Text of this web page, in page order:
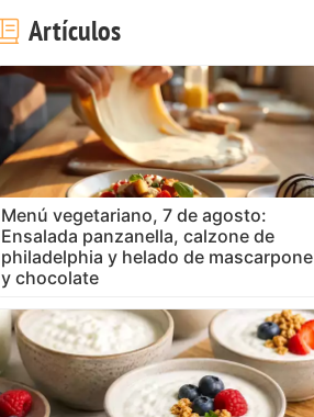
Artículos
Menú vegetariano, 7 de agosto:
Ensalada panzanella, calzone de
philadelphia y helado de mascarpone
y chocolate